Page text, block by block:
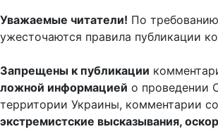
Уважаемые читатели! По
ужесточаются правила публикации
Запрещены к публикации
ложной информацией о проведении
территории Украины, комментарии
экстремистские высказывания,